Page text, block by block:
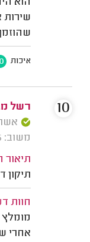
שירות
איכות
רשל
אשרור:
משוב: 12/12/2025
תיאור
חוות
אחרי
10